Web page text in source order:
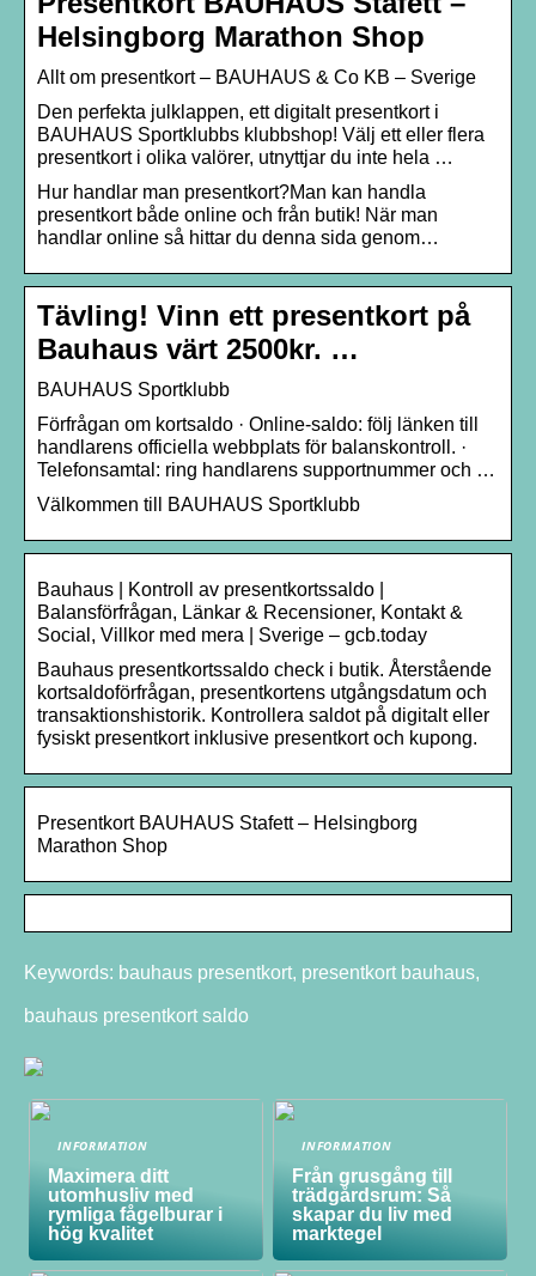
Helsingborg Marathon Shop
Allt om presentkort – BAUHAUS & Co KB – Sverige
Den perfekta julklappen, ett digitalt presentkort i
BAUHAUS Sportklubbs klubbshop! Välj ett eller flera
presentkort i olika valörer, utnyttjar du inte hela …
Hur handlar man presentkort?Man kan handla
presentkort både online och från butik! När man
handlar online så hittar du denna sida genom…
Tävling! Vinn ett presentkort på
Bauhaus värt 2500kr. …
BAUHAUS Sportklubb
Förfrågan om kortsaldo · Online-saldo: följ länken till
handlarens officiella webbplats för balanskontroll. ·
Telefonsamtal: ring handlarens supportnummer och …
Välkommen till BAUHAUS Sportklubb
Bauhaus | Kontroll av presentkortssaldo |
Balansförfrågan, Länkar & Recensioner, Kontakt &
Social, Villkor med mera | Sverige – gcb.today
Bauhaus presentkortssaldo check i butik. Återstående
kortsaldoförfrågan, presentkortens utgångsdatum och
transaktionshistorik. Kontrollera saldot på digitalt eller
fysiskt presentkort inklusive presentkort och kupong.
Presentkort BAUHAUS Stafett – Helsingborg
Marathon Shop
Keywords: bauhaus presentkort, presentkort bauhaus,
bauhaus presentkort saldo
INFORMATION
Maximera ditt
utomhusliv med
rymliga fågelburar i
hög kvalitet
INFORMATION
Från grusgång till
trädgårdsrum: Så
skapar du liv med
marktegel